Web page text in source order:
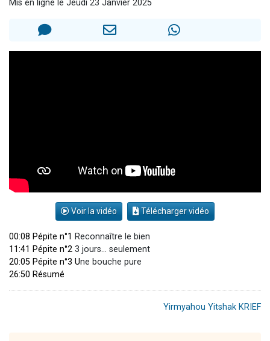
12 nouvelles musiques dans Torah-Box Music
Mis en ligne le Jeudi 23 Janvier 2025
Voir la vidéo Télécharger vidéo
00:08 Pépite n°1 Reconnaître le bien
11:41 Pépite n°2 3 jours… seulement
20:05 Pépite n°3 Une bouche pure
26:50 Résumé
Yirmyahou Yitshak KRIEF